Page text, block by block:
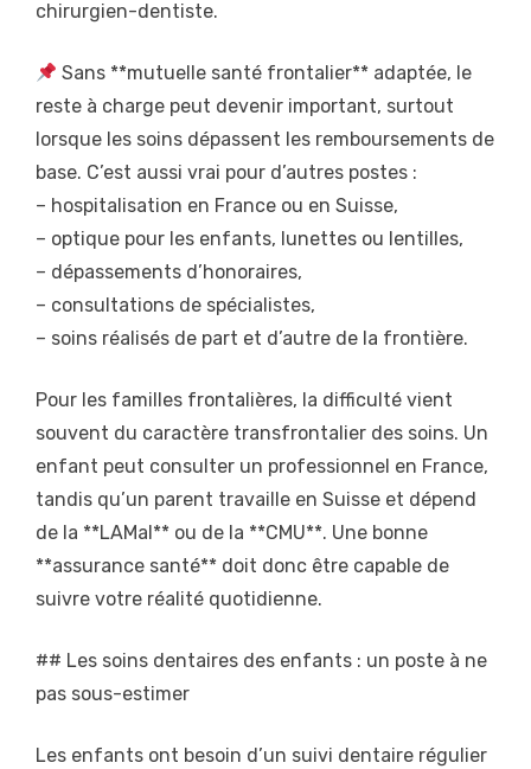
chirurgien-dentiste.
Sans **mutuelle santé frontalier** adaptée, le
reste à charge peut devenir important, surtout
lorsque les soins dépassent les remboursements de
base. C’est aussi vrai pour d’autres postes :
– hospitalisation en France ou en Suisse,
– optique pour les enfants, lunettes ou lentilles,
– dépassements d’honoraires,
– consultations de spécialistes,
– soins réalisés de part et d’autre de la frontière.
Pour les familles frontalières, la difficulté vient
souvent du caractère transfrontalier des soins. Un
enfant peut consulter un professionnel en France,
tandis qu’un parent travaille en Suisse et dépend
de la **LAMal** ou de la **CMU**. Une bonne
**assurance santé** doit donc être capable de
suivre votre réalité quotidienne.
## Les soins dentaires des enfants : un poste à ne
pas sous-estimer
Les enfants ont besoin d’un suivi dentaire régulier